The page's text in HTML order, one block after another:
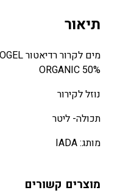
ק
ר
ר
G
L
C
G
L
תיאור
מים לקרור רדיאטור GLYCOGEL אדום
50% ORGANIC
נוזל לקירור
תכולה- ליטר
מותג: IADA
מוצרים קשורים